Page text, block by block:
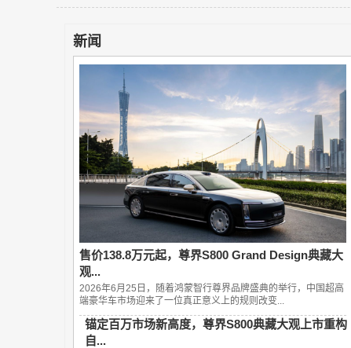
新闻
售价138.8万元起，尊界S800 Grand Design典藏大
观...
2026年6月25日，随着鸿蒙智行尊界品牌盛典的举行，中国超高
端豪华车市场迎来了一位真正意义上的规则改变...
锚定百万市场新高度，尊界S800典藏大观上市重构
自...